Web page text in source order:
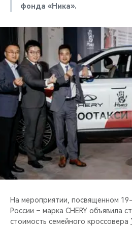
фонда «Ника».
На мероприятии, посвященном
России – марка CHERY объявила
стоимость семейного кроссовера